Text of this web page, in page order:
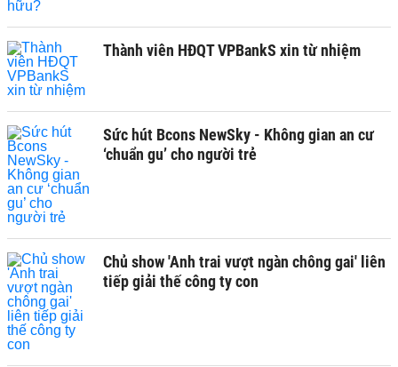
Thành viên HĐQT VPBankS xin từ nhiệm
Sức hút Bcons NewSky - Không gian an cư
‘chuẩn gu’ cho người trẻ
Chủ show 'Anh trai vượt ngàn chông gai' liên
tiếp giải thế công ty con